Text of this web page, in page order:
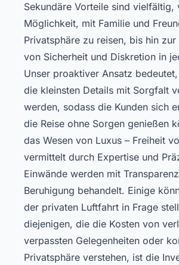
Sekundäre Vorteile sind vielfältig,
Möglichkeit, mit Familie und
Privatsphäre zu reisen, bis hin zur
von Sicherheit und Diskretion in
Unser proaktiver Ansatz
die kleinsten Details mit Sorgfalt
werden, sodass die Kunden sich
die Reise ohne Sorgen genießen
das Wesen von Luxus – Freiheit
vermittelt durch Expertise und
Einwände werden mit
Beruhigung behandelt. Einige
der privaten Luftfahrt in Frage
diejenigen, die die Kosten von
verpassten Gelegenheiten oder
Privatsphäre verstehen, ist die